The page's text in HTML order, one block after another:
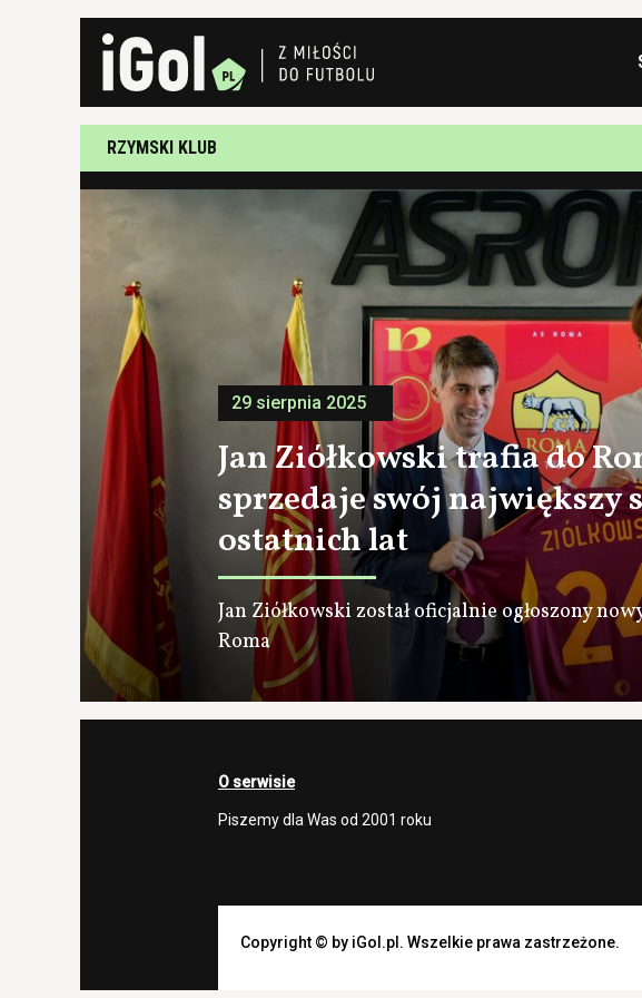
RZYMSKI KLUB
29 sierpnia 2025
Jan Ziółkowski trafia do
sprzedaje swój największy
ostatnich lat
Jan Ziółkowski został oficjalnie ogłoszony
Roma
O serwisie
Piszemy dla Was od 2001 roku
Copyright © by iGol.pl. Wszelkie prawa zastrzeżone.